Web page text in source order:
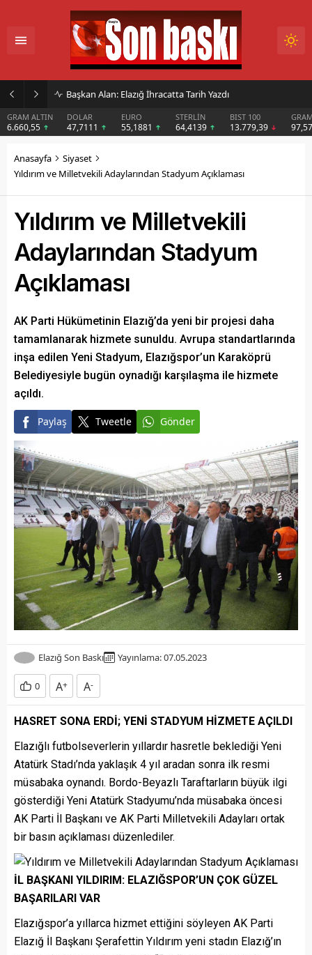
İmar Kararı Mahkemeye Taşındı
DOLAR
47,7111
EURO
55,1881
STERLİN
64,4139
BIST 100
13.779,39
GRAM GÜMÜŞ
97,57
Anasayfa
Siyaset
Yıldırım ve Milletvekili Adaylarından Stadyum Açıklaması
Yıldırım ve Milletvekili
Adaylarından Stadyum
Açıklaması
AK Parti Hükümetinin Elazığ’da yeni bir projesi daha
tamamlanarak hizmete sunuldu. Avrupa standartlarında
inşa edilen Yeni Stadyum, Elazığspor’un Karaköprü
Belediyesiyle bugün oynadığı karşılaşma ile hizmete
açıldı.
Paylaş Tweetle Gönder
Elazığ Son Baskı Yayınlama: 07.05.2023
0 A+ A-
HASRET SONA ERDİ; YENİ STADYUM HİZMETE AÇILDI
Elazığlı futbolseverlerin yıllardır hasretle beklediği Yeni
Atatürk Stadı’nda yaklaşık 4 yıl aradan sonra ilk resmi
müsabaka oynandı. Bordo-Beyazlı Taraftarların büyük ilgi
gösterdiği Yeni Atatürk Stadyumu’nda müsabaka öncesi
AK Parti İl Başkanı ve AK Parti Milletvekili Adayları ortak
bir basın açıklaması düzenlediler.
İL BAŞKANI YILDIRIM: ELAZIĞSPOR’UN ÇOK GÜZEL
BAŞARILARI VAR
Elazığspor’a yıllarca hizmet ettiğini söyleyen AK Parti
Elazığ İl Başkanı Şerafettin Yıldırım yeni stadın Elazığ’ın